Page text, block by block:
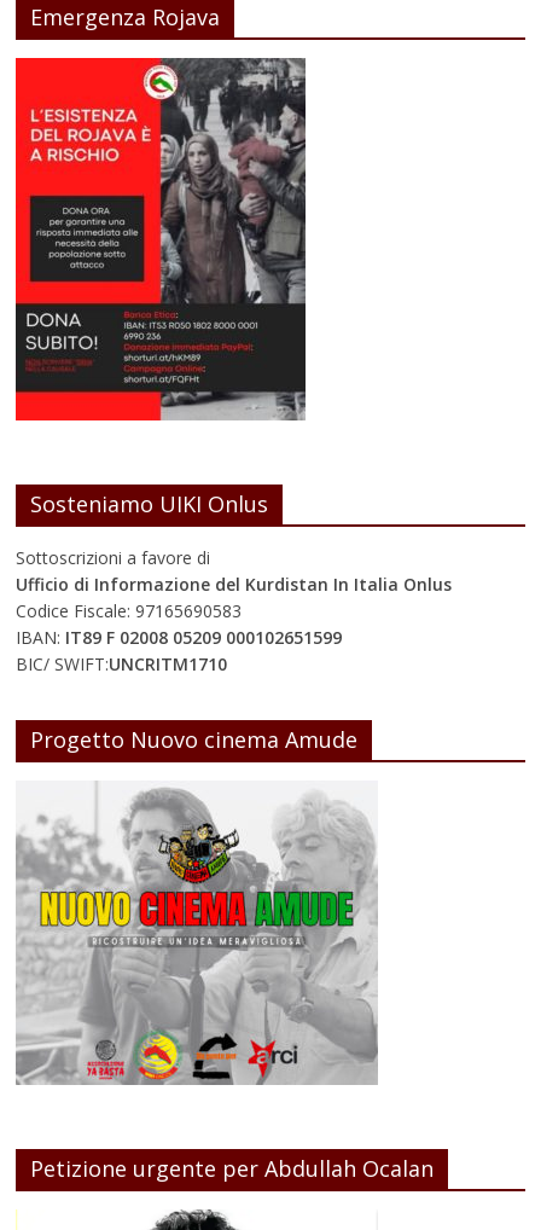
Emergenza Rojava
Sosteniamo UIKI Onlus
Sottoscrizioni a favore di
Ufficio di Informazione del Kurdistan In Italia Onlus
Codice Fiscale: 97165690583
IBAN: IT89 F 02008 05209 000102651599
BIC/ SWIFT:UNCRITM1710
Progetto Nuovo cinema Amude
Petizione urgente per Abdullah Ocalan